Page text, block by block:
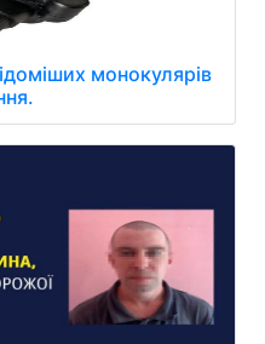
монокулярів